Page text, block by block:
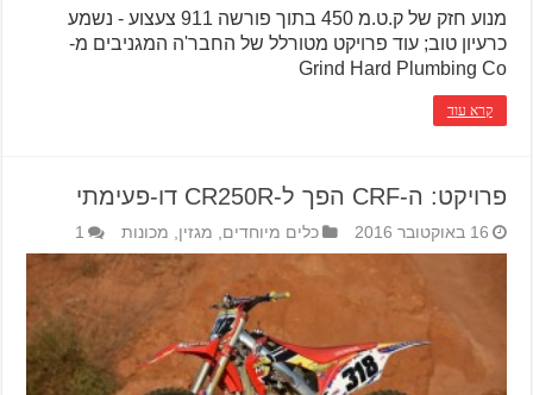
מנוע חזק של ק.ט.מ 450 בתוך פורשה 911 צעצוע - נשמע
כרעיון טוב; עוד פרויקט מטורלל של החבר'ה המגניבים מ-
Grind Hard Plumbing Co
קרא עוד
פרויקט: ה-CRF הפך ל-CR250R דו-פעימתי
16 באוקטובר 2016 כלים מיוחדים, מגזין, מכונות 1